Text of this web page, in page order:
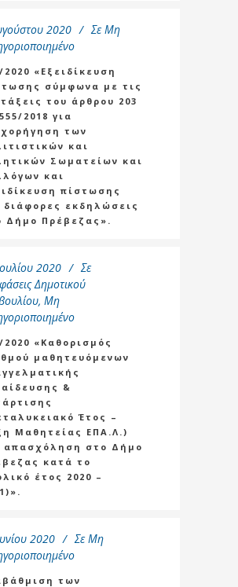
2020 Σε Μη
2020 «Εξειδίκευση
σύμφωνα με τις
του άρθρου 203
2018 για
των
και
Σωματείων και
και
πίστωσης
διάφορες εκδηλώσεις
Δήμο Πρέβεζας».
2020
Σε
Δημοτικού
, Μη
2020 «Καθορισμός
μαθητευόμενων
&
Έτος –
Μαθητείας ΕΠΑ.Λ.)
απασχόληση στο Δήμο
κατά το
έτος 2020 –
2020 Σε Μη
των